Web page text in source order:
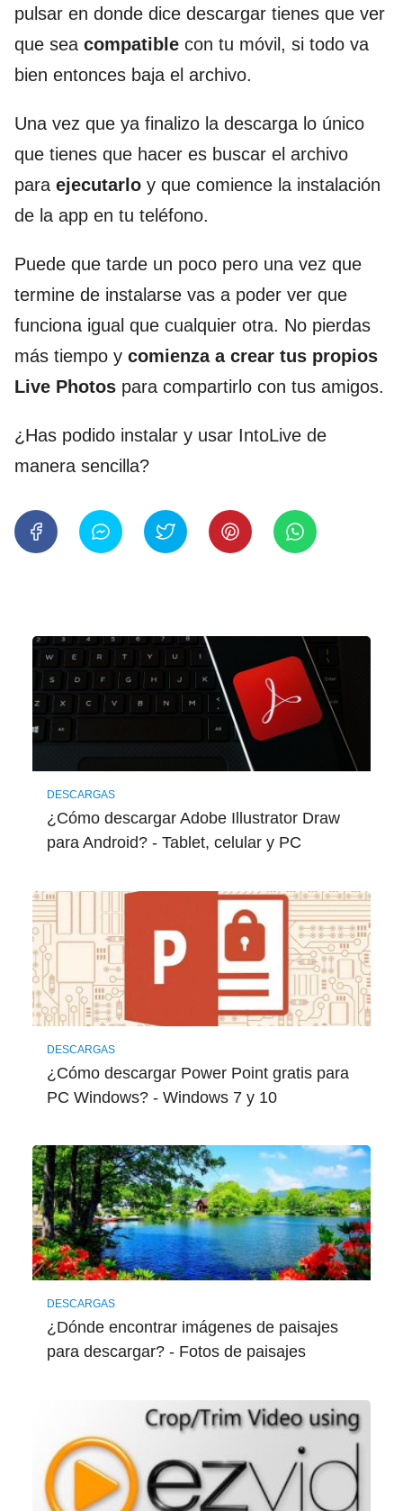
pulsar en donde dice descargar tienes que ver
que sea compatible con tu móvil, si todo va
bien entonces baja el archivo.
Una vez que ya finalizo la descarga lo único
que tienes que hacer es buscar el archivo
para ejecutarlo y que comience la instalación
de la app en tu teléfono.
Puede que tarde un poco pero una vez que
termine de instalarse vas a poder ver que
funciona igual que cualquier otra. No pierdas
más tiempo y comienza a crear tus propios
Live Photos para compartirlo con tus amigos.
¿Has podido instalar y usar IntoLive de
manera sencilla?
DESCARGAS
¿Cómo descargar Adobe Illustrator Draw
para Android? - Tablet, celular y PC
DESCARGAS
¿Cómo descargar Power Point gratis para
PC Windows? - Windows 7 y 10
DESCARGAS
¿Dónde encontrar imágenes de paisajes
para descargar? - Fotos de paisajes